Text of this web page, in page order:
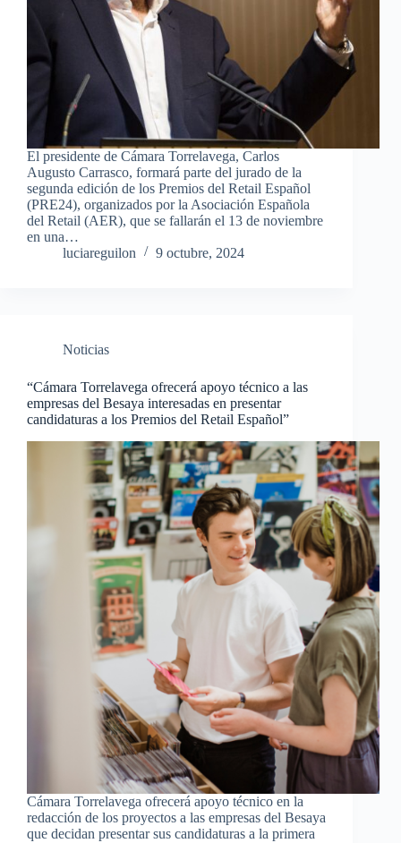
El presidente de Cámara Torrelavega, Carlos
Augusto Carrasco, formará parte del jurado de la
segunda edición de los Premios del Retail Español
(PRE24), organizados por la Asociación Española
del Retail (AER), que se fallarán el 13 de noviembre
en una…
luciareguilon
9 octubre, 2024
Noticias
“Cámara Torrelavega ofrecerá apoyo técnico a las
empresas del Besaya interesadas en presentar
candidaturas a los Premios del Retail Español”
Cámara Torrelavega ofrecerá apoyo técnico en la
redacción de los proyectos a las empresas del Besaya
que decidan presentar sus candidaturas a la primera